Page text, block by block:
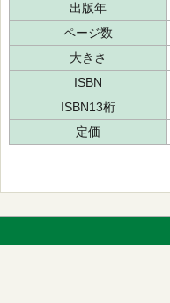
出版年
ページ数
大きさ
ISBN
ISBN13桁
定価